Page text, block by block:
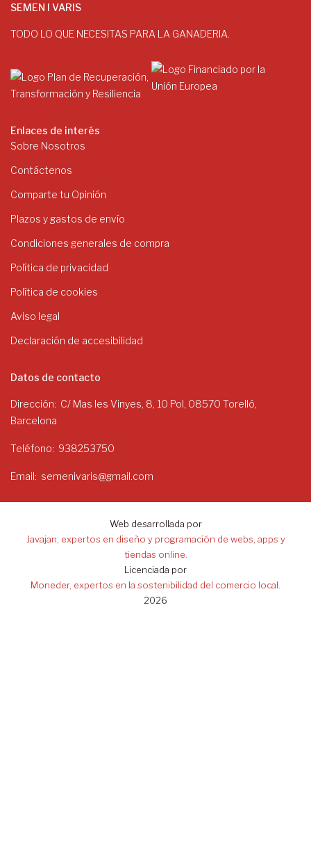
SEMEN I VARIS
TODO LO QUE NECESITAS PARA LA GANADERIA.
Enlaces de interés
Sobre Nosotros
Contáctenos
Comparte tu Opinión
Plazos y gastos de envío
Condiciones generales de compra
Política de privacidad
Política de cookies
Aviso legal
Declaración de accesibilidad
Datos de contacto
Dirección
C/ Mas les Vinyes, 8, 10 Pol, 08570 Torelló,
Barcelona
Teléfono 938253750
Email semenivaris@gmail.com
Web desarrollada por
Javajan, expertos en diseño y programación de webs, apps y
tiendas online.
Licenciada por
Moneder, expertos en la sostenibilidad del comercio local.
2026